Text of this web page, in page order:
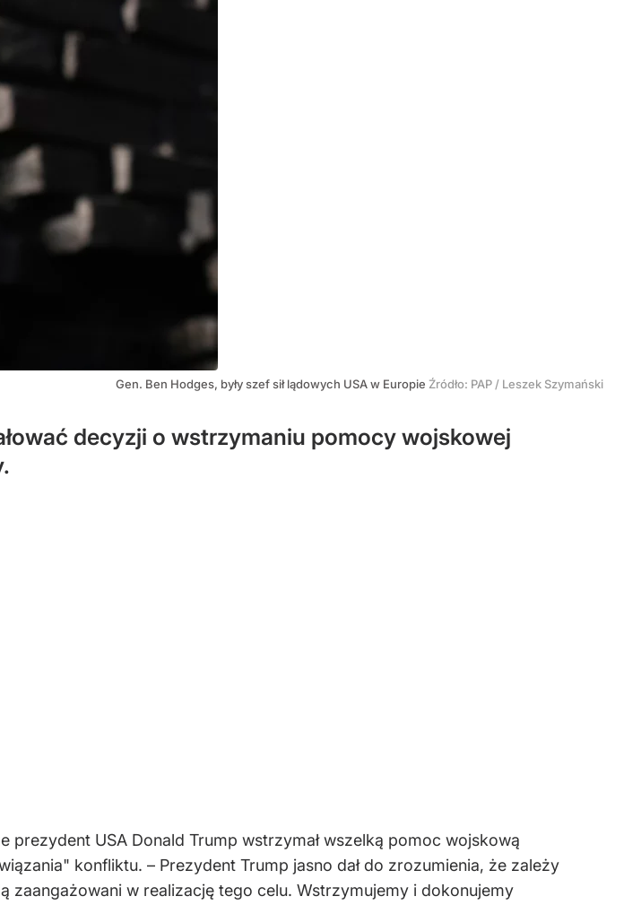
Gen. Ben Hodges, były szef sił lądowych USA w Europie Źródło: PAP / Leszek Szymański
decyzji o wstrzymaniu pomocy wojskowej
prezydent USA Donald Trump wstrzymał wszelką pomoc wojskową
konfliktu. – Prezydent Trump jasno dał do zrozumienia, że zależy
zaangażowani w realizację tego celu. Wstrzymujemy i dokonujemy